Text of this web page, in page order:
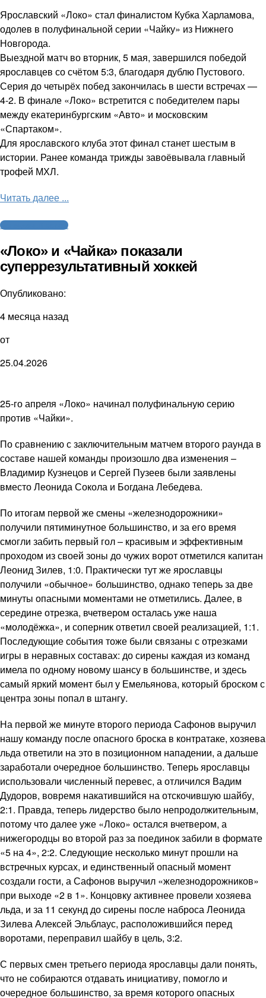
Ярославский «Локо» стал финалистом Кубка Харламова,
одолев в полуфинальной серии «Чайку» из Нижнего
Новгорода.
Выездной матч во вторник, 5 мая, завершился победой
ярославцев со счётом 5:3, благодаря дублю Пустового.
Серия до четырёх побед закончилась в шести встречах —
4-2. В финале «Локо» встретится с победителем пары
между екатеринбургским «Авто» и московским
«Спартаком».
Для ярославского клуба этот финал станет шестым в
истории. Ранее команда трижды завоёвывала главный
трофей МХЛ.
Читать далее ...
Молодежный хоккей
«Локо» и «Чайка» показали
суперрезультативный хоккей
Опубликовано:
4 месяца назад
от
25.04.2026
25-го апреля «Локо» начинал полуфинальную серию
против «Чайки».
По сравнению с заключительным матчем второго раунда в
составе нашей команды произошло два изменения –
Владимир Кузнецов и Сергей Пузеев были заявлены
вместо Леонида Сокола и Богдана Лебедева.
По итогам первой же смены «железнодорожники»
получили пятиминутное большинство, и за его время
смогли забить первый гол – красивым и эффективным
проходом из своей зоны до чужих ворот отметился капитан
Леонид Зилев, 1:0. Практически тут же ярославцы
получили «обычное» большинство, однако теперь за две
минуты опасными моментами не отметились. Далее, в
середине отрезка, вчетвером осталась уже наша
«молодёжка», и соперник ответил своей реализацией, 1:1.
Последующие события тоже были связаны с отрезками
игры в неравных составах: до сирены каждая из команд
имела по одному новому шансу в большинстве, и здесь
самый яркий момент был у Емельянова, который броском с
центра зоны попал в штангу.
На первой же минуте второго периода Сафонов выручил
нашу команду после опасного броска в контратаке, хозяева
льда ответили на это в позиционном нападении, а дальше
заработали очередное большинство. Теперь ярославцы
использовали численный перевес, а отличился Вадим
Дудоров, вовремя накатившийся на отскочившую шайбу,
2:1. Правда, теперь лидерство было непродолжительным,
потому что далее уже «Локо» остался вчетвером, а
нижегородцы во второй раз за поединок забили в формате
«5 на 4», 2:2. Следующие несколько минут прошли на
встречных курсах, и единственный опасный момент
создали гости, а Сафонов выручил «железнодорожников»
при выходе «2 в 1». Концовку активнее провели хозяева
льда, и за 11 секунд до сирены после наброса Леонида
Зилева Алексей Эльблаус, расположившийся перед
воротами, переправил шайбу в цель, 3:2.
С первых смен третьего периода ярославцы дали понять,
что не собираются отдавать инициативу, помогло и
очередное большинство, за время которого опасных